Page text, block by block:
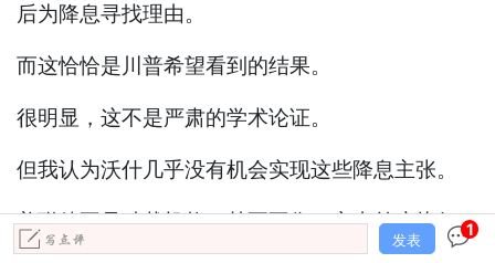
后为降息寻找理由。
而这恰恰是川普希望看到的结果。
很明显，这不是严肃的学术论证。
但我认为沃什几乎没有机会实现这些降息主张。
美联储不是独裁机构，甚至不像一家由首席执行
官说了算的大公司。
发表
1